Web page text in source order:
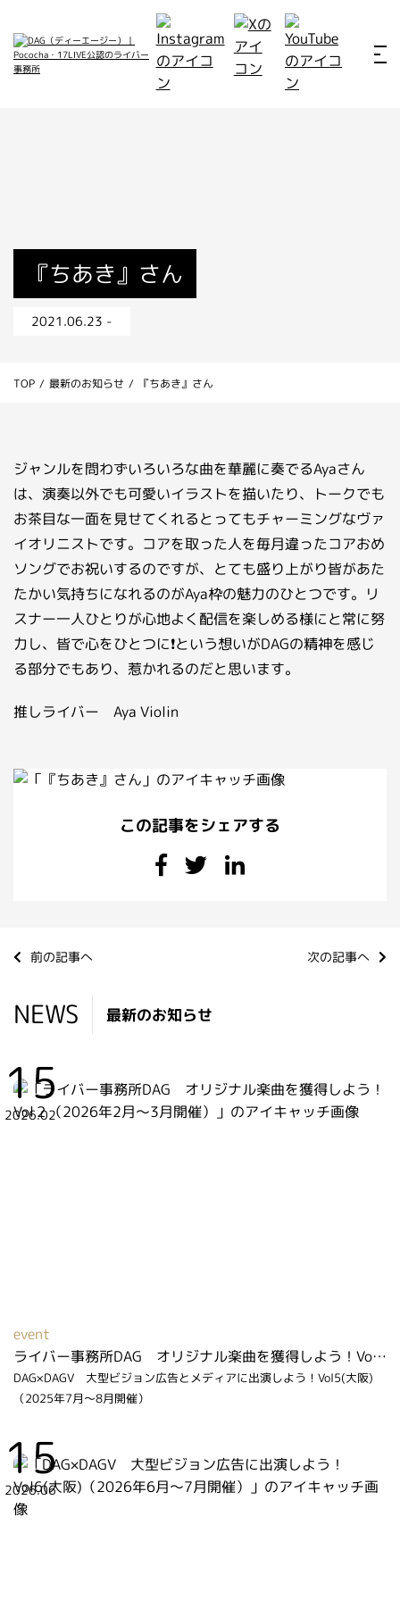
所属ライバー
インタビュー
最新のお知らせ
お仕事のご相談・お問い合わせ
『ちあき』さん
2021.06.23 -
TOP / 最新のお知らせ / 『ちあき』さん
ジャンルを問わずいろいろな曲を華麗に奏でるAyaさん
は、演奏以外でも可愛いイラストを描いたり、トークでも
お茶目な一面を見せてくれるとってもチャーミングなヴァ
イオリニストです。コアを取った人を毎月違ったコアおめ
ソングでお祝いするのですが、とても盛り上がり皆があた
たかい気持ちになれるのがAya枠の魅力のひとつです。リ
スナー一人ひとりが心地よく配信を楽しめる様にと常に努
力し、皆で心をひとつに❗という想いがDAGの精神を感じ
る部分でもあり、惹かれるのだと思います。
推しライバー Aya Violin
この記事をシェアする
前の記事へ 次の記事へ
NEWS 最新のお知らせ
15
2026.02
event
ライバー事務所DAG オリジナル楽曲を獲得しよう！Vol２（2026年2月～3月開催）
DAG×DAGV 大型ビジョン広告とメディアに出演しよう！Vol5(大阪)
（2025年7月～8月開催）
15
2026.06